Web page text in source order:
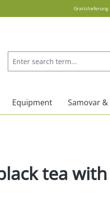
Gratislieferung
Equipment Samovar
tea